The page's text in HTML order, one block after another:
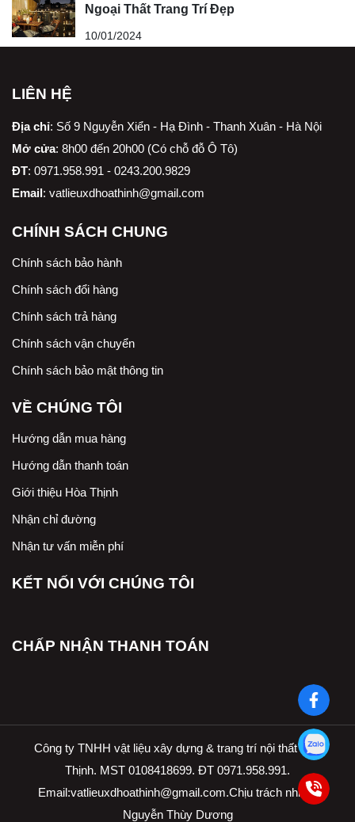
Ngoại Thất Trang Trí Đẹp
10/01/2024
LIÊN HỆ
Địa chỉ: Số 9 Nguyễn Xiển - Hạ Đình - Thanh Xuân - Hà Nội
Mở cửa: 8h00 đến 20h00 (Có chỗ đỗ Ô Tô)
ĐT: 0971.958.991 - 0243.200.9829
Email: vatlieuxdhoathinh@gmail.com
CHÍNH SÁCH CHUNG
Chính sách bảo hành
Chính sách đổi hàng
Chính sách trả hàng
Chính sách vận chuyển
Chính sách bảo mật thông tin
VỀ CHÚNG TÔI
Hướng dẫn mua hàng
Hướng dẫn thanh toán
Giới thiệu Hòa Thịnh
Nhận chỉ đường
Nhận tư vấn miễn phí
KẾT NỐI VỚI CHÚNG TÔI
CHẤP NHẬN THANH TOÁN
Công ty TNHH vật liệu xây dựng & trang trí nội thất Hòa
Thịnh. MST 0108418699. ĐT 0971.958.991.
Email:vatlieuxdhoathinh@gmail.com.Chịu trách nhiệm
Nguyễn Thùy Dương